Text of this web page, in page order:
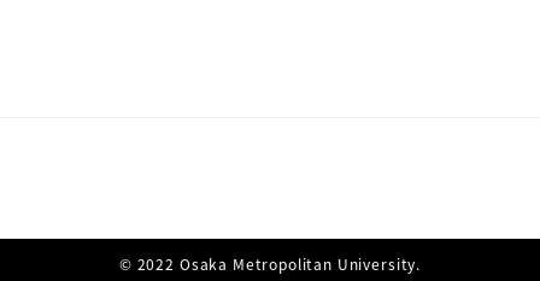
© 2022 Osaka Metropolitan University.